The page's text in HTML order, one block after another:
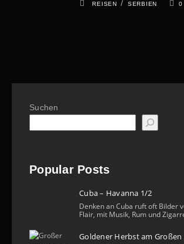
REISEN / SERBIEN 0
Suchen
Popular Posts
Cuba – Havanna 1/2
Denken an Cuba ruft oft Bilder
Flair, mit Musik, Rum und
Goldener Herbst am